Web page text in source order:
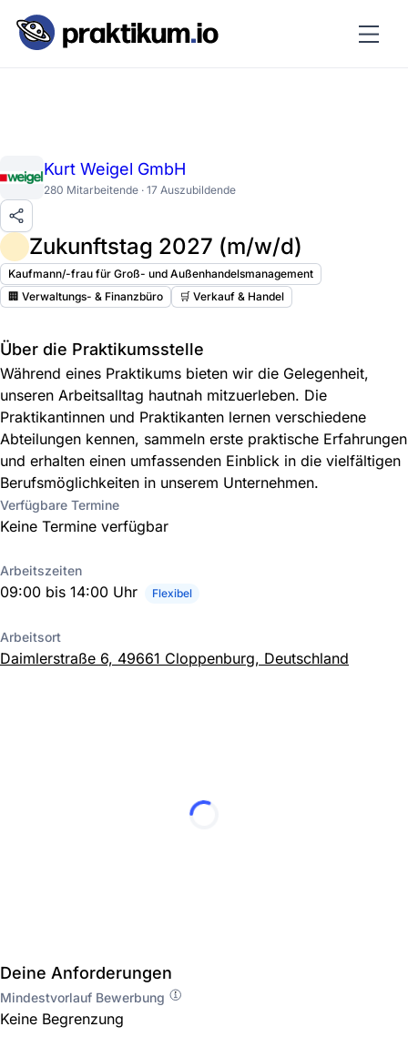
Kurt Weigel GmbH
280 Mitarbeitende · 17 Auszubildende
Zukunftstag 2027 (m/w/d)
Kaufmann/-frau für Groß- und Außenhandelsmanagement
🏢 Verwaltungs- & Finanzbüro
🛒 Verkauf & Handel
Über die Praktikumsstelle
Während eines Praktikums bieten wir die Gelegenheit,
unseren Arbeitsalltag hautnah mitzuerleben. Die
Praktikantinnen und Praktikanten lernen verschiedene
Abteilungen kennen, sammeln erste praktische Erfahrungen
und erhalten einen umfassenden Einblick in die vielfältigen
Berufsmöglichkeiten in unserem Unternehmen.
Verfügbare Termine
Keine Termine verfügbar
Arbeitszeiten
09:00 bis 14:00 Uhr Flexibel
Arbeitsort
Daimlerstraße 6, 49661 Cloppenburg, Deutschland
Deine Anforderungen
Mindestvorlauf Bewerbung
Keine Begrenzung